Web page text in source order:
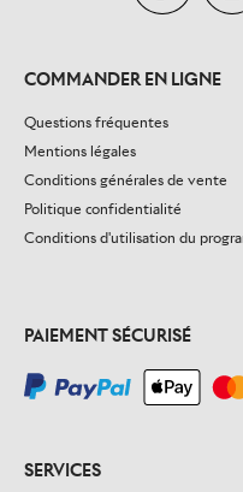
COMMANDER EN LIGNE
Questions fréquentes
Mentions légales
Conditions générales de vente
Politique confidentialité
Conditions d'utilisation du
PAIEMENT SÉCURISÉ
SERVICES